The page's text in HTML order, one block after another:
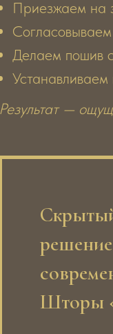
Приезжаем на
Делаем пошив
Результат —
решение
Шторы